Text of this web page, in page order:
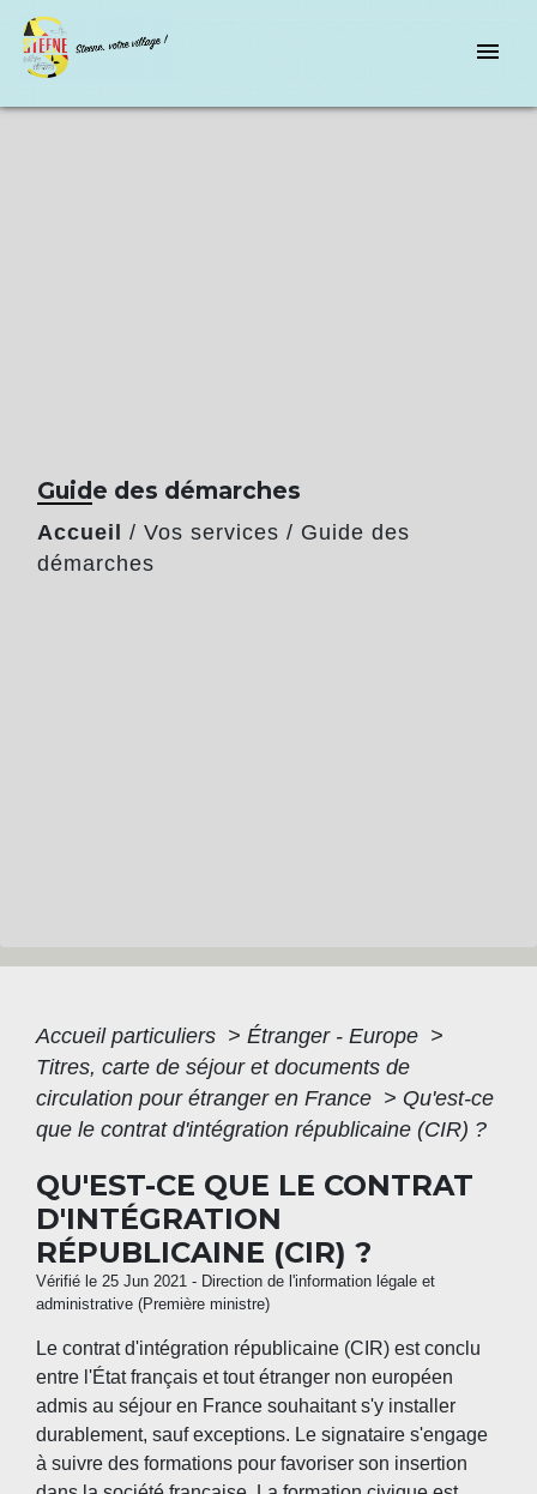
menu
Guide des démarches
Accueil / Vos services / Guide des
démarches
Accueil particuliers > Étranger - Europe >
Titres, carte de séjour et documents de
circulation pour étranger en France > Qu'est-ce
que le contrat d'intégration républicaine (CIR) ?
QU'EST-CE QUE LE CONTRAT
D'INTÉGRATION
RÉPUBLICAINE (CIR) ?
Vérifié le 25 Jun 2021 - Direction de l'information légale et
administrative (Première ministre)
Le contrat d'intégration républicaine (CIR) est conclu
entre l'État français et tout étranger non européen
admis au séjour en France souhaitant s'y installer
durablement, sauf exceptions. Le signataire s'engage
à suivre des formations pour favoriser son insertion